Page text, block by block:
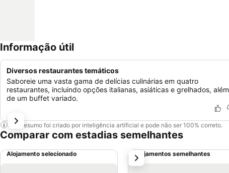
Informação útil
Diversos restaurantes temáticos
Saboreie uma vasta gama de delícias culinárias em quatro
restaurantes, incluindo opções italianas, asiáticas e grelhados, além
de um buffet variado.
Este resumo foi criado por inteligência artificial e pode não ser 100% correto.
Comparar com estadias semelhantes
Alojamento selecionado Alojamentos semelhantes
próximo